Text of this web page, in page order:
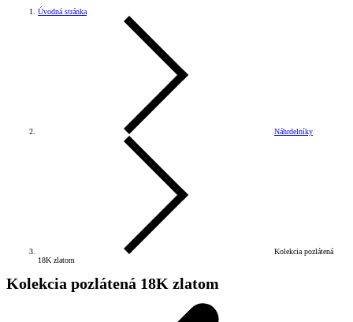
Úvodná stránka
Náhrdelníky
Kolekcia pozlátená
18K zlatom
Kolekcia pozlátená 18K zlatom